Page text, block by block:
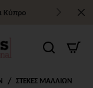
Κύπρο
ΣΤΕΚΕΣ ΜΑΛΛΙΩΝ